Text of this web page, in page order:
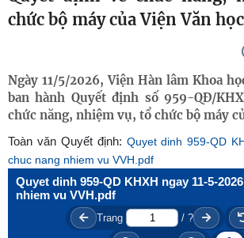
chức bộ máy của Viện Văn học
Ngày 11/5/2026, Viện Hàn lâm Khoa
ban hành Quyết định số 959-QĐ/
chức năng, nhiệm vụ, tổ chức bộ máy
Toàn văn Quyết định: Quyet dinh 959-QD
chuc nang nhiem vu VVH.pdf